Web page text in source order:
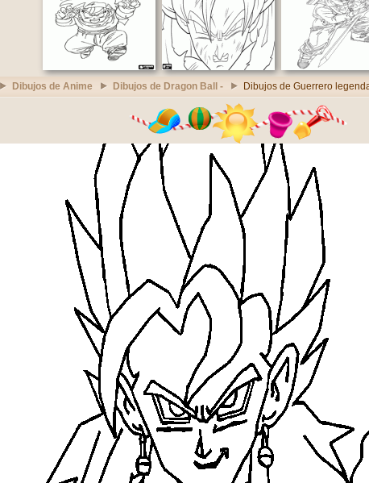
Dibujos de Anime Dibujos de Dragon Ball - Dibujos de Guerrero